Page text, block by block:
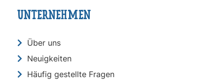
UNTERNEHMEN
Über uns
Neuigkeiten
Häufig gestellte Fragen